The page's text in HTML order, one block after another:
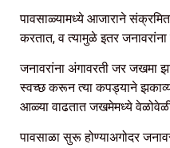
पावसाळ्यामध्ये आजाराने
करतात, व त्यामुळे इतर
जनावरांना अंगावरती जर जखमा
स्वच्छ करून त्या कपड्याने
आळ्या वाढतात जखमेमध्ये
पावसाळा सुरू होण्याअगोदर